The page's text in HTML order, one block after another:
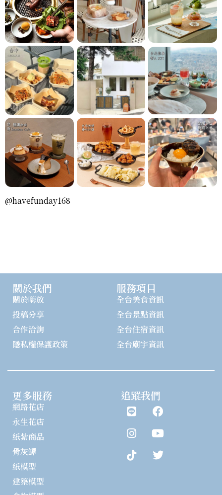
@havefunday168
關於我們
關於嗨放
投稿分享
合作洽詢
隱私權保護政策
服務項目
全台美食資訊
全台景點資訊
全台住宿資訊
全台廟宇資訊
更多服務
網路花店
永生花店
紙紮商品
骨灰罈
紙模型
建築模型
追蹤我們